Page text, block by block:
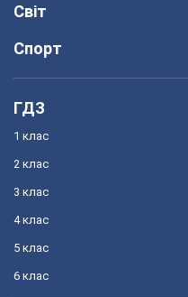
Світ
Спорт
ГДЗ
1 клас
2 клас
3 клас
4 клас
5 клас
6 клас